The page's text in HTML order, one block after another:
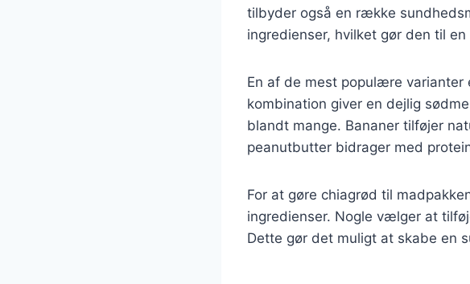
tilbyder også en række
ingredienser, hvilket gør den til
En af de mest populære varianter
kombination giver en dejlig
blandt mange. Bananer tilføjer
peanutbutter bidrager med
For at gøre chiagrød til
ingredienser. Nogle vælger at
Dette gør det muligt at skabe en